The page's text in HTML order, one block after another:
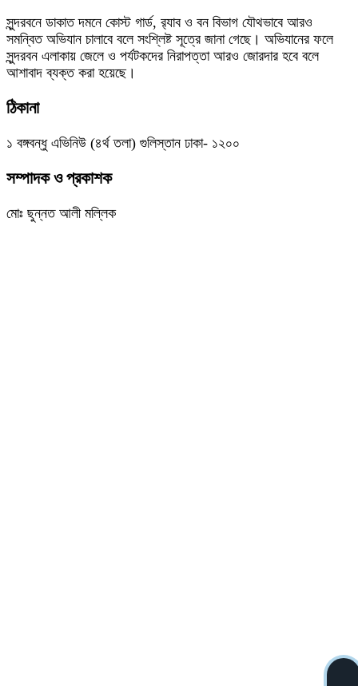
সুন্দরবনে ডাকাত দমনে কোস্ট গার্ড, র‌্যাব ও বন বিভাগ যৌথভাবে আরও
সমন্বিত অভিযান চালাবে বলে সংশ্লিষ্ট সূত্রে জানা গেছে। অভিযানের ফলে
সুন্দরবন এলাকায় জেলে ও পর্যটকদের নিরাপত্তা আরও জোরদার হবে বলে
আশাবাদ ব্যক্ত করা হয়েছে।
ঠিকানা
১ বঙ্গবন্ধু এভিনিউ (৪র্থ তলা) গুলিস্তান ঢাকা- ১২০০
সম্পাদক ও প্রকাশক
মোঃ ছুন্নত আলী মল্লিক